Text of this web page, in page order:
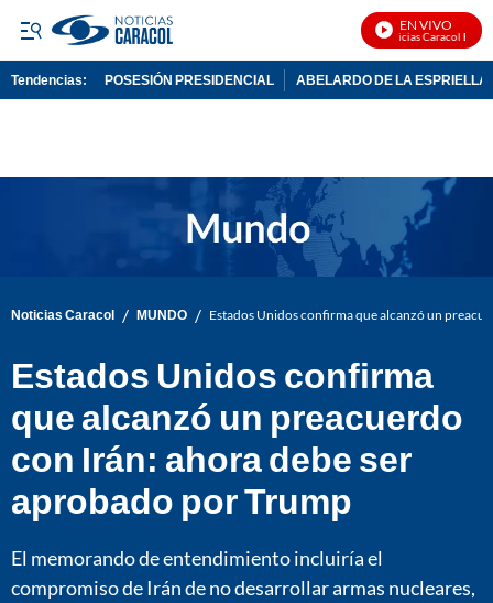
EN VIVO
Noticias Caracol En Vivo
Tendencias: POSESIÓN PRESIDENCIAL ABELARDO DE LA ESPRIELLA
Noticias Caracol / MUNDO / Estados Unidos confirma que alcanzó un
Estados Unidos confirma
que alcanzó un preacuerdo
con Irán: ahora debe ser
aprobado por Trump
El memorando de entendimiento incluiría el
compromiso de Irán de no desarrollar armas nucleares,